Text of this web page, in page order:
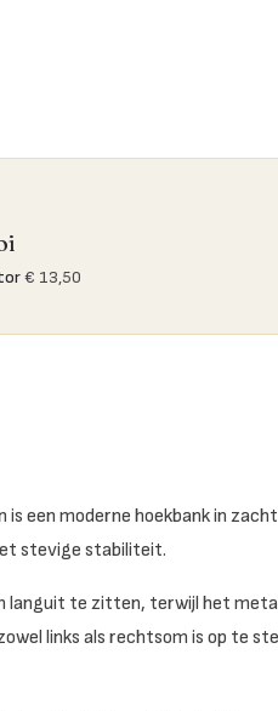
€ 13,50
is een moderne hoekbank in
stevige stabiliteit.
languit te zitten, terwijl het
links als rechtsom is op te